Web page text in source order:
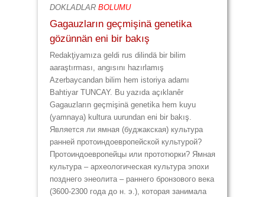
DOKLADLAR BOLUMU
Gagauzların geçmişinä genetika
gözünnän eni bir bakış
Redakţiyamıza geldi rus dilindä bir bilim
aaraştırması, angısını hazırlamış
Azerbaycandan bilim hem istoriya adamı
Bahtiyar TUNCAY. Bu yazıda açıklanêr
Gagauzların geçmişinä genetika hem kuyu
(yamnaya) kultura uurundan eni bir bakış.
Является ли ямная (буджакская) культура
ранней протоиндоевропейской культурой?
Протоиндоевропейцы или прототюрки? Ямная
культура – археологическая культура эпохи
позднего энеолита – раннего бронзового века
(3600-2300 года до н. э.), которая занимала